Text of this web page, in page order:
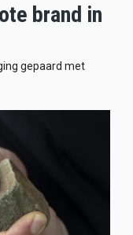
brand in
gepaard met